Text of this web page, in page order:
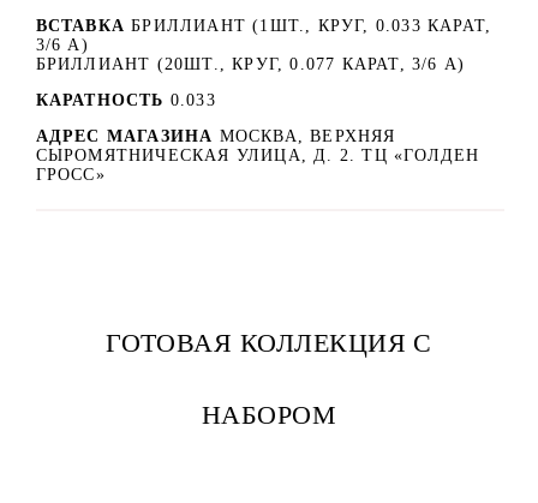
ВСТАВКА БРИЛЛИАНТ (1ШТ., КРУГ, 0.033 КАРАТ,
3/6 А)
БРИЛЛИАНТ (20ШТ., КРУГ, 0.077 КАРАТ, 3/6 А)
КАРАТНОСТЬ 0.033
АДРЕС МАГАЗИНА МОСКВА, ВЕРХНЯЯ
СЫРОМЯТНИЧЕСКАЯ УЛИЦА, Д. 2. ТЦ «ГОЛДЕН
ГРОСС»
ГОТОВАЯ КОЛЛЕКЦИЯ С
НАБОРОМ